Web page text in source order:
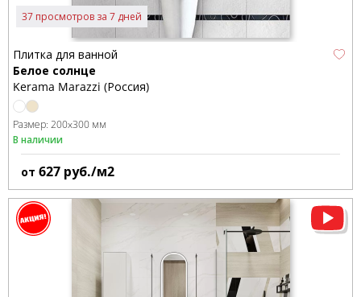
37 просмотров за 7 дней
Плитка для ванной
Белое солнце
Kerama Marazzi (Россия)
Размер: 200x300 мм
В наличии
от 627 руб./м2